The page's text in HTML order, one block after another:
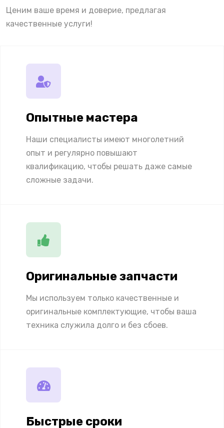
Ценим ваше время и доверие, предлагая
качественные услуги!
Опытные мастера
Наши специалисты имеют многолетний
опыт и регулярно повышают
квалификацию, чтобы решать даже самые
сложные задачи.
Оригинальные запчасти
Мы используем только качественные и
оригинальные комплектующие, чтобы ваша
техника служила долго и без сбоев.
Быстрые сроки